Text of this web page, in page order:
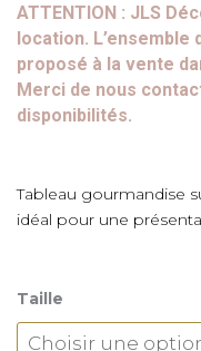
ATTENTION : JLS
location.
proposé à la vente
Merci de nous
disponibilités.
Tableau gourmandise
idéal pour une
Taille